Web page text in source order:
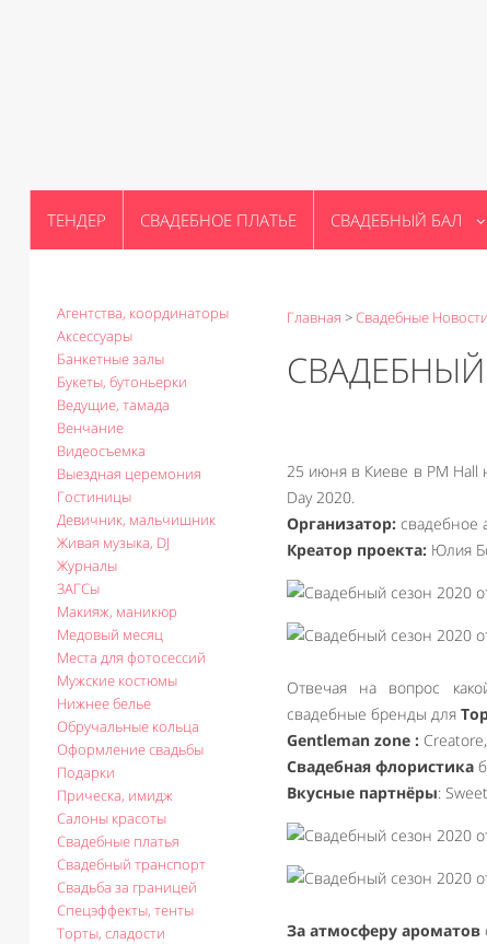
ТЕНДЕР СВАДЕБНОЕ ПЛАТЬЕ СВАДЕБНЫЙ БАЛ
Агентства, координаторы
Аксессуары
Банкетные залы
Букеты, бутоньерки
Ведущие, тамада
Венчание
Видеосъемка
Выездная церемония
Гостиницы
Девичник, мальчишник
Живая музыка, DJ
Журналы
ЗАГСы
Макияж, маникюр
Медовый месяц
Места для фотосессий
Мужские костюмы
Нижнее белье
Обручальные кольца
Оформление свадьбы
Подарки
Прическа, имидж
Салоны красоты
Свадебные платья
Свадебный транспорт
Свадьба за границей
Спецэффекты, тенты
Торты, сладости
Главная >Свадебные
25 июня в Киеве в PM Hall
Day 2020.
Организатор: свадебное
Креатор проекта: Юлия
Отвечая на вопрос
свадебные бренды для
Gentleman zone :
Свадебная флористика
Вкусные партнёры:
За атмосферу ароматов